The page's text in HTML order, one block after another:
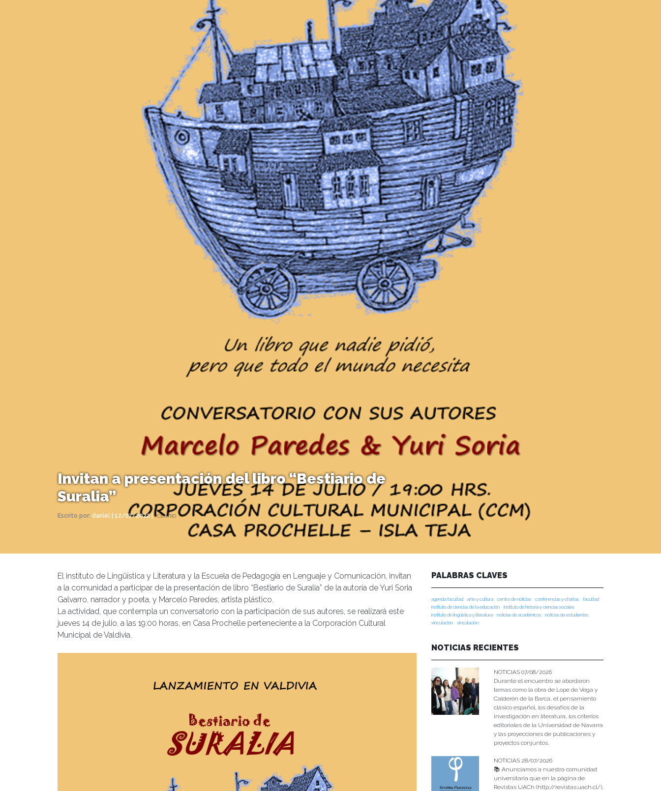
Invitan a presentación del libro “Bestiario de
Suralia”
Escrito por: daniel | 12/07/2022 |#CENTRO
El instituto de Lingüística y Literatura y la Escuela de Pedagogía en Lenguaje y Comunicación, invitan
a la comunidad a participar de la presentación de libro “Bestiario de Suralia” de la autoría de Yuri Soria
Galvarro, narrador y poeta, y Marcelo Paredes, artista plástico.
La actividad, que contempla un conversatorio con la participación de sus autores, se realizará este
jueves 14 de julio, a las 19:00 horas, en Casa Prochelle perteneciente a la Corporación Cultural
Municipal de Valdivia.
PALABRAS CLAVES
agenda facultad arte y cultura centro de noticias conferencias y charlas
facultad
instituto de ciencias de la educación
instituto de historia y ciencias sociales
instituto de lingüística y literatura
noticias de académicos
noticias de estudiantes
vinculacion
vinculación
NOTICIAS RECIENTES
NOTICIAS 07/08/2026
Durante el encuentro se abordaron
temas como la obra de Lope de Vega y
Calderón de la Barca, el pensamiento
clásico español, los desafíos de la
investigación en literatura, los criterios
editoriales de la Universidad de Navarra
y las proyecciones de publicaciones y
proyectos conjuntos.
NOTICIAS 28/07/2026
📚 Anunciamos a nuestra comunidad
universitaria que en la página de
Revistas UACh (http://revistas.uach.cl/),